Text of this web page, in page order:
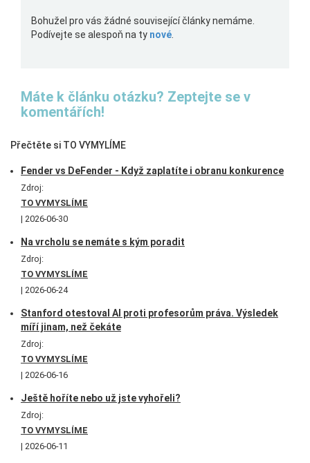
Bohužel pro vás žádné související články nemáme.
Podívejte se alespoň na ty nové
Máte k článku otázku? Zeptejte se v
komentářích!
Přečtěte si TO VYMYLÍME
Fender vs DeFender - Když zaplatíte i obranu konkurence
Zdroj:
TO VYMYSLÍME
2026-06-30
Na vrcholu se nemáte s kým poradit
Zdroj:
TO VYMYSLÍME
2026-06-24
Stanford otestoval AI proti profesorům práva. Výsledek
míří jinam, než čekáte
Zdroj:
TO VYMYSLÍME
2026-06-16
Ještě hoříte nebo už jste vyhořeli?
Zdroj:
TO VYMYSLÍME
2026-06-11